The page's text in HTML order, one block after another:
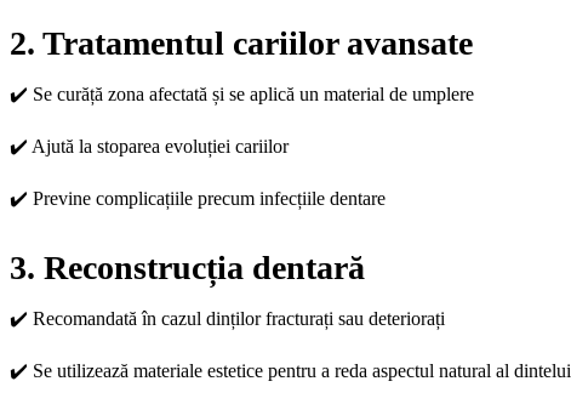
2. Tratamentul cariilor avansate
✔️ Se curăță zona afectată și se aplică un material de umplere
✔️ Ajută la stoparea evoluției cariilor
✔️ Previne complicațiile precum infecțiile dentare
3. Reconstrucția dentară
✔️ Recomandată în cazul dinților fracturați sau deteriorați
✔️ Se utilizează materiale estetice pentru a reda aspectul natural al dintelui